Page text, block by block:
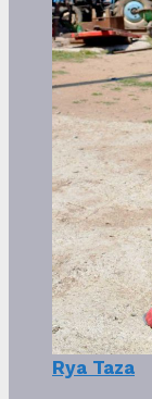
Rya Taza